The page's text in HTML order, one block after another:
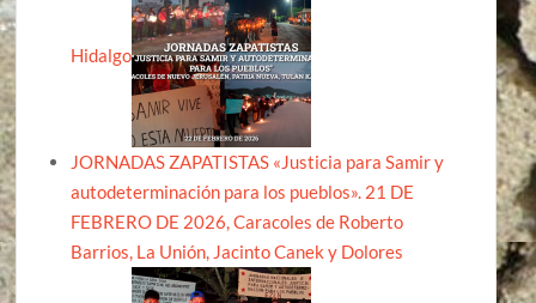
Hidalgo
JORNADAS ZAPATISTAS «Justicia para Samir y
autodeterminación para los pueblos». 21 DE
FEBRERO DE 2026, Caracoles de Roberto
Barrios, La Unión, Jacinto Canek y Dolores